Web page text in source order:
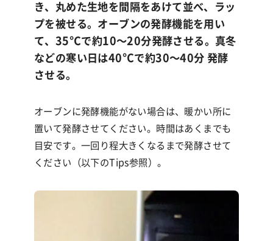
き、丸めた生地を間隔をあけて並べ、ラッ
プを被せる。オーブンの発酵機能を用い
て、35°Cで約10〜20分発酵させる。真冬
などの寒い日は40°Cで約30〜40分 発酵
させる。
オーブンに発酵機能がない場合は、暖かい所に
置いて発酵させてください。時間はあくまでも
目安です。一回り程大きくなるまで発酵させて
ください（以下のTips参照）。